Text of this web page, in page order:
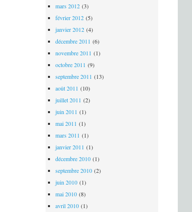
mars 2012 (3)
février 2012 (5)
janvier 2012 (4)
décembre 2011 (6)
novembre 2011 (1)
octobre 2011 (9)
septembre 2011 (13)
août 2011 (10)
juillet 2011 (2)
juin 2011 (1)
mai 2011 (1)
mars 2011 (1)
janvier 2011 (1)
décembre 2010 (1)
septembre 2010 (2)
juin 2010 (1)
mai 2010 (8)
avril 2010 (1)